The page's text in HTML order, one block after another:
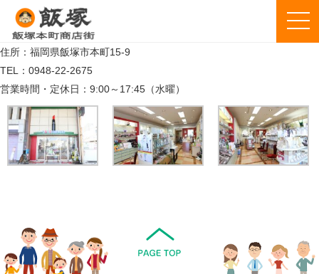
住所：福岡県飯塚市本町15-9
TEL：0948-22-2675
営業時間・定休日：9:00～17:45（水曜）